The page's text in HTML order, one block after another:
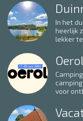
In het
heerlijk
lekker
voor